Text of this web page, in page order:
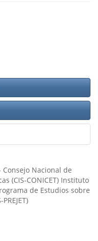
Nacional de
(CIS-CONICET) Instituto
de Estudios sobre